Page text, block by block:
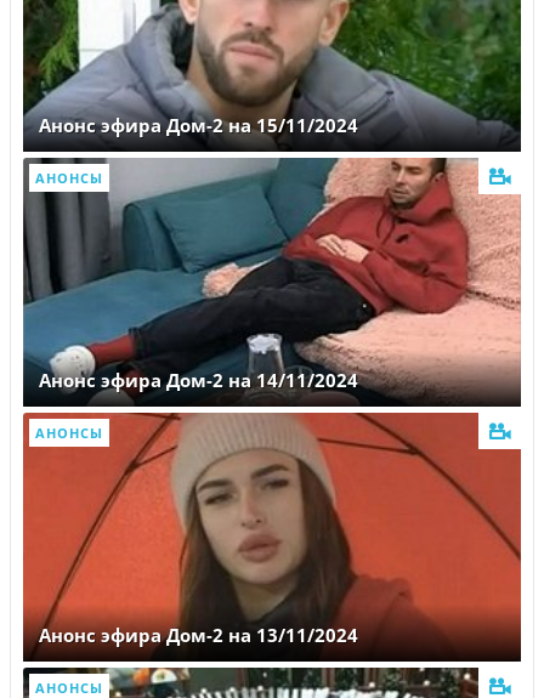
Анонс эфира Дом-2 на 15/11/2024
АНОНСЫ
Анонс эфира Дом-2 на 14/11/2024
АНОНСЫ
Анонс эфира Дом-2 на 13/11/2024
АНОНСЫ